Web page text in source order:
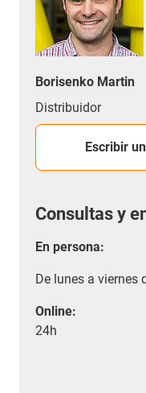
Borisenko Martin
Distribuidor
Escribir
Consultas y
En persona:
De lunes a viernes
Online:
24h